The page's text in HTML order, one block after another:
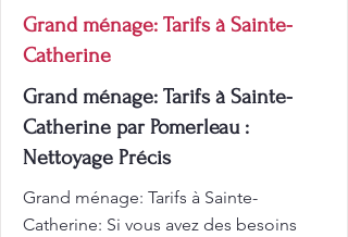
Grand ménage: Tarifs à Sainte-
Catherine
Grand ménage: Tarifs à Sainte-
Catherine par Pomerleau :
Nettoyage Précis
Grand ménage: Tarifs à Sainte-
Catherine: Si vous avez des besoins